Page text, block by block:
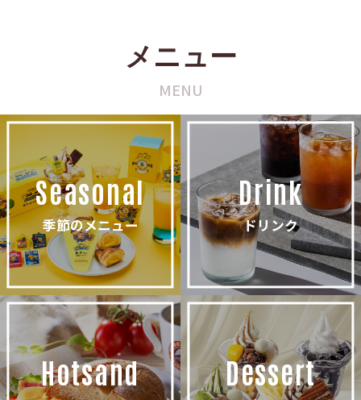
メニュー
MENU
Seasonal
季節のメニュー
Drink
ドリンク
Hotsand Dessert